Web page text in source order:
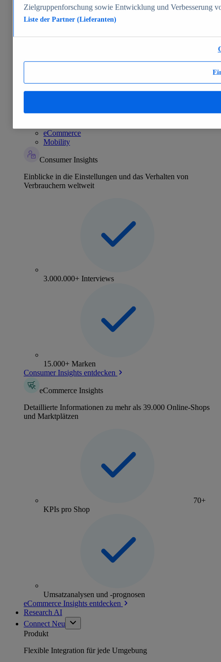
Marktprognosen und KPIs für über 1000 Märkte in über 190
Market Insights entdecken
eCommerce
Mobility
Consumer Insights
Einblicke in die Einstellungen und das Verhalten von
Verbrauchern weltweit
3.000.000+ Interviews
15.000+ Marken
Consumer Insights entdecken
eCommerce Insights
Detaillierte Informationen zu mehr als 39.000 Online-Shops
und Marktplätzen
70+
KPIs pro Shop
Umsatzanalysen und -prognosen
eCommerce Insights entdecken
Research AI
Connect Neu
Produkt
Flexible Integration für jede Umgebung
Zielgruppenforschung sowie Entwicklung und Verbesserung
Liste der Partner (Lieferanten)